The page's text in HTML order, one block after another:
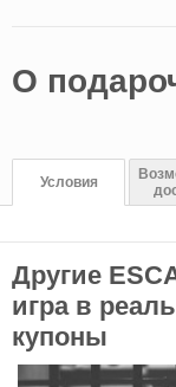
O
Условия
Другие
игра в
купоны